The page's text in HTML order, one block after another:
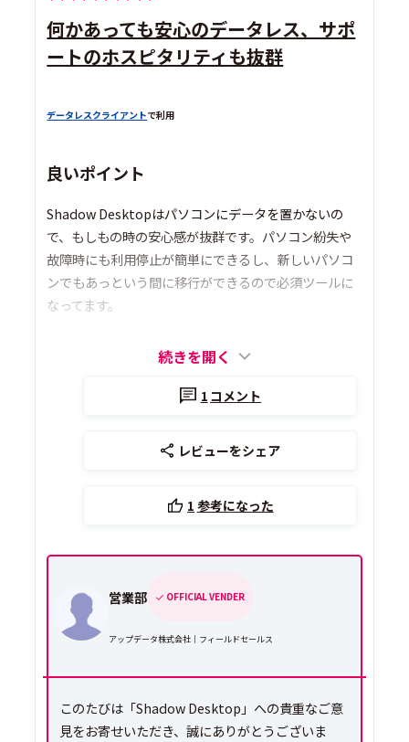
何かあっても安心のデータレス、サポ
ートのホスピタリティも抜群
データレスクライアントで利用
良いポイント
Shadow Desktopはパソコンにデータを置かないの
で、もしもの時の安心感が抜群です。パソコン紛失や
故障時にも利用停止が簡単にできるし、新しいパソコ
ンでもあっという間に移行ができるので必須ツールに
なってます。
続きを開く
1 コメント
レビューをシェア
1 参考になった
営業部 OFFICIAL VENDER
アップデータ株式会社｜フィールドセールス
このたびは「Shadow Desktop」への貴重なご意
見をお寄せいただき、誠にありがとうございま